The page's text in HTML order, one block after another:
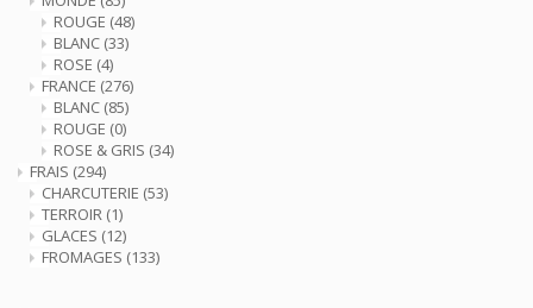
ROUGE (48)
BLANC (33)
ROSE (4)
FRANCE (276)
BLANC (85)
ROUGE (0)
ROSE & GRIS (34)
FRAIS (294)
CHARCUTERIE (53)
TERROIR (1)
GLACES (12)
FROMAGES (133)